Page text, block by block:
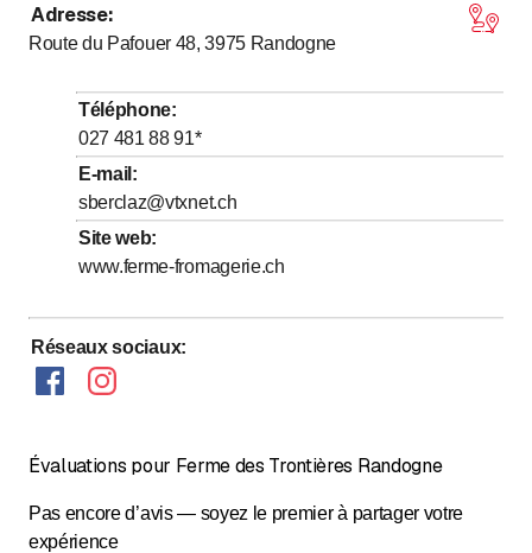
Lundi
Fermé
Mardi
Mercredi
Fermé
Jeudi
Vendredi
Samedi
Dimanche
Adresse:
Route du Pafouer 48, 3975 Randogne
Téléphone:
027 481 88 91*
E-mail :
sberclaz@vtxnet.ch
Site web:
www.ferme-fromagerie.ch
Réseaux sociaux:
Évaluations pour Ferme des Trontières Randogne
Pas encore d’avis — soyez le premier à partager votre
expérience